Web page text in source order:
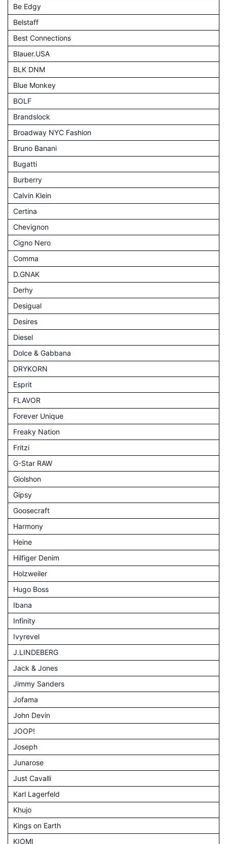
Be Edgy
Belstaff
Best Connections
Blauer.USA
BLK DNM
Blue Monkey
BOLF
Brandslock
Broadway NYC Fashion
Bruno Banani
Bugatti
Burberry
Calvin Klein
Certina
Chevignon
Cigno Nero
Comma
D.GNAK
Derhy
Desigual
Desires
Diesel
Dolce & Gabbana
DRYKORN
Esprit
FLAVOR
Forever Unique
Freaky Nation
Fritzi
G-Star RAW
Giolshon
Gipsy
Goosecraft
Harmony
Heine
Hilfiger Denim
Holzweiler
Hugo Boss
Ibana
Infinity
Ivyrevel
J.LINDEBERG
Jack & Jones
Jimmy Sanders
Jofama
John Devin
JOOP!
Joseph
Junarose
Just Cavalli
Karl Lagerfeld
Khujo
Kings on Earth
KIOMI